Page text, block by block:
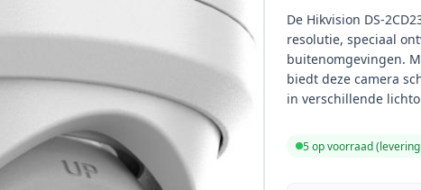
De Hikvision DS-
resolutie, speciaal
buitenomgevingen.
biedt deze camera
in verschillende
5 op voorraad